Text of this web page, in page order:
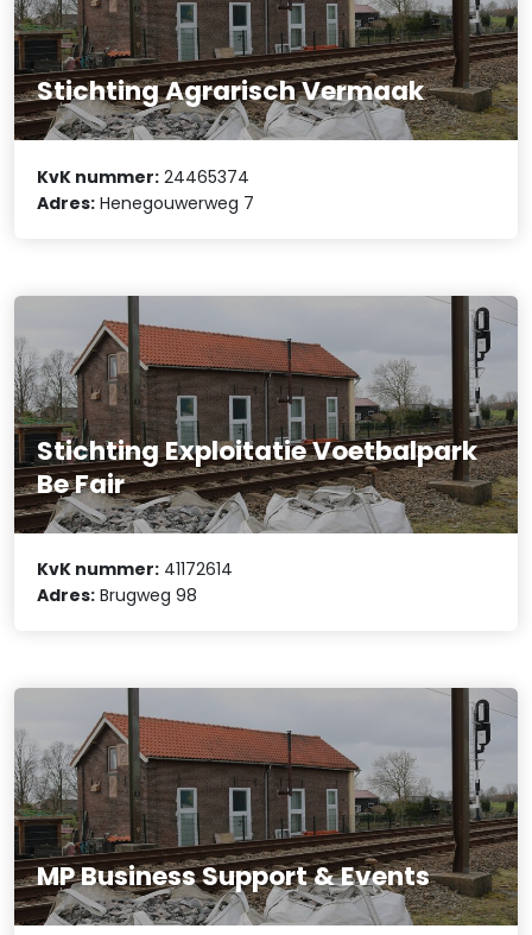
Stichting Agrarisch Vermaak
KvK nummer: 24465374
Adres: Henegouwerweg 7
Stichting Exploitatie Voetbalpark
Be Fair
KvK nummer: 41172614
Adres: Brugweg 98
MP Business Support & Events